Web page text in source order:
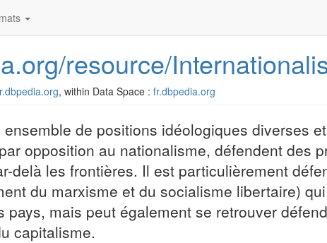
resource/
, within Data Space : fr.dbpedia.org
ensemble de positions idéologiques diverses
opposition au nationalisme, défendent des
delà les frontières. Il est particulièrement
du marxisme et du socialisme libertaire)
mais peut également se retrouver
capitalisme.